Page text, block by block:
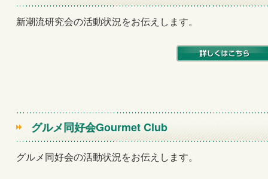
新潮流研究会の活動状況をお伝えします。
グルメ同好会Gourmet Club
グルメ同好会の活動状況をお伝えします。